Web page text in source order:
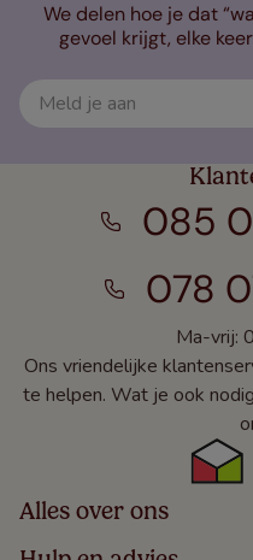
We delen hoe je dat
gevoel krijgt, elke
085
078
Ma-vrij:
Ons vriendelijke
te helpen. Wat je ook
Alles over ons
Home